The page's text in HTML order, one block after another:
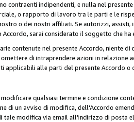
contraenti indipendenti, e nulla nel
o rapporto di lavoro tra le parti e le
o dei nostri affiliati. Se autorizzi,
sarai considerato il soggetto che
contenute nel presente Accordo, niente
di intraprendere azioni in relazione
applicabili alle parti del presente Accordo o
qualsiasi termine e condizione
di un avviso di modifica, dell'Accordo
tale modifica via email all'indirizzo di